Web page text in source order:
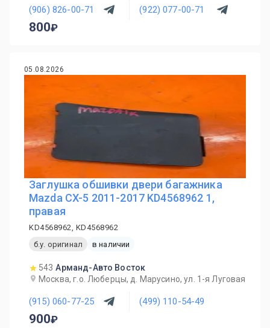
(906) 826-00-71 (922) 077-00-71
800
05.08.2026
Заглушка обшивки двери багажника
Mazda CX-5 2011-2017 KD4568962 1,
правая
KD4568962, KD4568962
б.у. оригинал
в наличии
543 Арманд-Авто Восток
Москва, г.о. Люберцы, д. Марусино, ул. 1-я Луговая
(915) 060-77-25 (499) 110-54-49
900